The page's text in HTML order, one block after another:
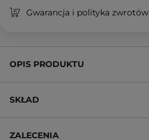
Gwarancja i polityka zwrotów
OPIS PRODUKTU
SKŁAD
ZALECENIA